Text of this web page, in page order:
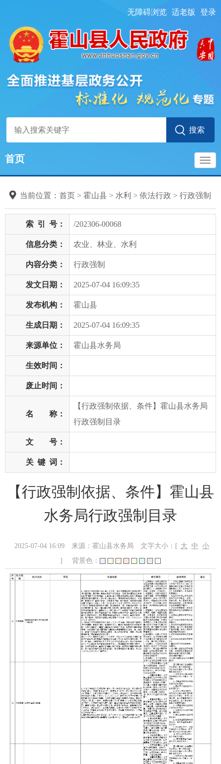
无障碍浏览 适老版 登录
首页
当前位置： 首页 > 霍山县 > 水利 > 依法行政 > 行政强制
索 引 号： /202306-00068
信息分类： 农业、林业、水利
内容分类： 行政强制
发文日期： 2025-07-04 16:09:35
发布机构： 霍山县
生成日期： 2025-07-04 16:09:35
来源单位： 霍山县水务局
生效时间：
废止时间：
名 称：
【行政强制依据、条件】霍山县水务局
行政强制目录
文 号：
关 键 词：
【行政强制依据、条件】霍山县
水务局行政强制目录
2025-07-04 16:09 来源：霍山县水务局 文字大小：[ 大 中
小
]
背景色：